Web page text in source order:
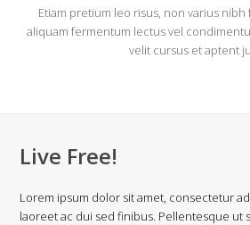
Etiam pretium leo risus, non varius nibh
aliquam fermentum lectus vel
velit cursus et aptent
Live Free!
Lorem ipsum dolor sit amet, consectetur
laoreet ac dui sed finibus. Pellentesque ut